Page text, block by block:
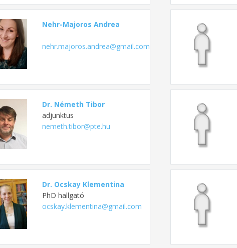
Nehr-Majoros Andrea
nehr.majoros.andrea@gmail.com
Dr. Németh Tibor
adjunktus
nemeth.tibor@pte.hu
Dr. Ocskay Klementina
PhD hallgató
ocskay.klementina@gmail.com